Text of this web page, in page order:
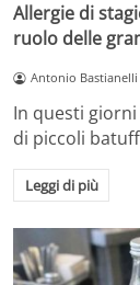
Allergie di
ruolo delle
Antonio Bastianelli
In questi
di piccoli
Leggi di più